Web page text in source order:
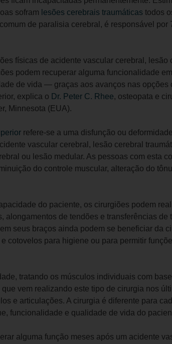
sofram lesões cerebrais traumáticas todos
de paralisia cerebral, é responsável por
físicas de acidente vascular cerebral, lesão
podem recuperar alguma funcionalidade
de vida — graças aos avanços nas opções
explica o Dr. Peter C. Rhee, osteopata e
Minnesota (EUA).
refere-se a uma disfunção ou
vascular cerebral, lesão cerebral
ou lesão medular. As pessoas com esta
do controle muscular, alteração do
do paciente, os cirurgiões podem
alongamentos de tendões e transferências de
seus braços ainda podem se beneficiar da
cotovelos para higiene ou para permitir
tratando os músculos individuais com
vem realizando este tipo de cirurgia nos
e articulações. A cirurgia é diferente para
funcionalidade e qualidade de vida do
alguma função meses após um acidente